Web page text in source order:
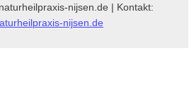
nijsen.de | Kontakt:
nijsen.de